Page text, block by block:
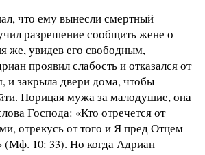
что ему вынесли смертный
разрешение сообщить жене о
же, увидев его свободным,
проявил слабость и отказался от
и закрыла двери дома, чтобы
Порицая мужа за малодушие, она
Господа: «Кто отречется от
отрекусь от того и Я пред Отцем
10: 33). Но когда Адриан